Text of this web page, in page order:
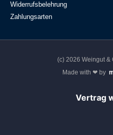
Widerrufsbelehrung
Zahlungsarten
(c) 2026 Weingut &
Made with ❤ by
Vertrag